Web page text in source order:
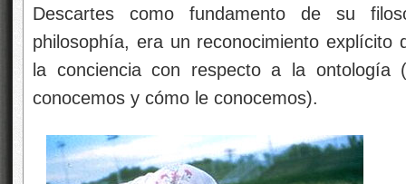
Descartes como fundamento de su
philosophía, era un reconocimiento explícito
la conciencia con respecto a la
conocemos y cómo le conocemos).